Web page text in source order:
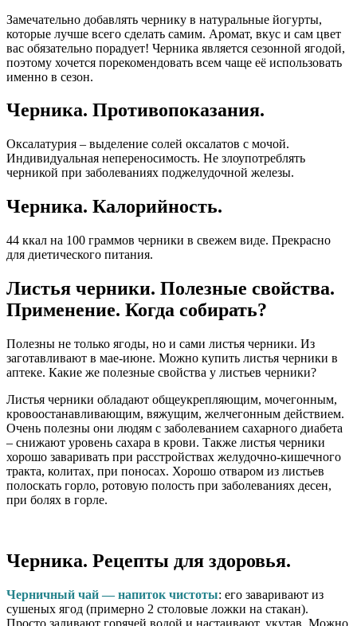
Замечательно добавлять чернику в натуральные йогурты,
которые лучше всего сделать самим. Аромат, вкус и сам цвет
вас обязательно порадует! Черника является сезонной ягодой,
поэтому хочется порекомендовать всем чаще её использовать
именно в сезон.
Черника. Противопоказания.
Оксалатурия – выделение солей оксалатов с мочой.
Индивидуальная непереносимость. Не злоупотреблять
черникой при заболеваниях поджелудочной железы.
Черника. Калорийность.
44 ккал на 100 граммов черники в свежем виде. Прекрасно
для диетического питания.
Листья черники. Полезные свойства.
Применение. Когда собирать?
Полезны не только ягоды, но и сами листья черники. Из
заготавливают в мае-июне. Можно купить листья черники в
аптеке. Какие же полезные свойства у листьев черники?
Листья черники обладают общеукрепляющим, мочегонным,
кровоостанавливающим, вяжущим, желчегонным действием.
Очень полезны они людям с заболеванием сахарного диабета
– снижают уровень сахара в крови. Также листья черники
хорошо заваривать при расстройствах желудочно-кишечного
тракта, колитах, при поносах. Хорошо отваром из листьев
полоскать горло, ротовую полость при заболеваниях десен,
при болях в горле.
Черника. Рецепты для здоровья.
Черничный чай — напиток чистоты: его заваривают из
сушеных ягод (примерно 2 столовые ложки на стакан).
Просто заливают горячей водой и настаивают, укутав. Можно